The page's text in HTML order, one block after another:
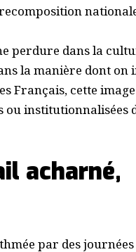
perdure dans la
la manière dont on
Français, cette
institutionnalisées
acharné,
par des journées